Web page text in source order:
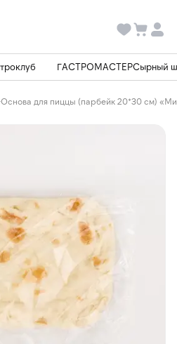
ГАСТРОМАСТЕРСырный
Основа для пиццы (парбейк 20*30 см)